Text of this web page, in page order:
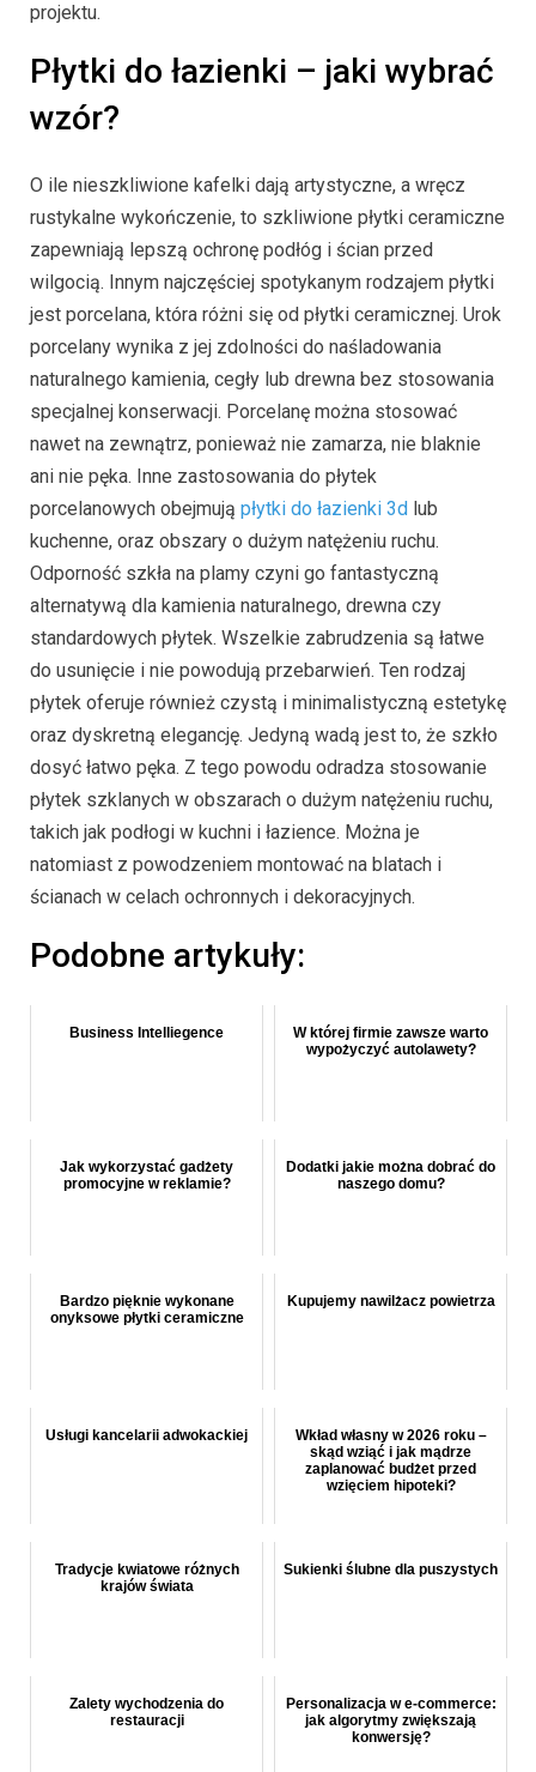
projektu.
Płytki do łazienki – jaki wybrać
wzór?
O ile nieszkliwione kafelki dają artystyczne, a wręcz
rustykalne wykończenie, to szkliwione płytki ceramiczne
zapewniają lepszą ochronę podłóg i ścian przed
wilgocią. Innym najczęściej spotykanym rodzajem płytki
jest porcelana, która różni się od płytki ceramicznej. Urok
porcelany wynika z jej zdolności do naśladowania
naturalnego kamienia, cegły lub drewna bez stosowania
specjalnej konserwacji. Porcelanę można stosować
nawet na zewnątrz, ponieważ nie zamarza, nie blaknie
ani nie pęka. Inne zastosowania do płytek
porcelanowych obejmują płytki do łazienki 3d lub
kuchenne, oraz obszary o dużym natężeniu ruchu.
Odporność szkła na plamy czyni go fantastyczną
alternatywą dla kamienia naturalnego, drewna czy
standardowych płytek. Wszelkie zabrudzenia są łatwe
do usunięcie i nie powodują przebarwień. Ten rodzaj
płytek oferuje również czystą i minimalistyczną estetykę
oraz dyskretną elegancję. Jedyną wadą jest to, że szkło
dosyć łatwo pęka. Z tego powodu odradza stosowanie
płytek szklanych w obszarach o dużym natężeniu ruchu,
takich jak podłogi w kuchni i łazience. Można je
natomiast z powodzeniem montować na blatach i
ścianach w celach ochronnych i dekoracyjnych.
Podobne artykuły:
Business Intelliegence
W której firmie zawsze warto
wypożyczyć autolawety?
Jak wykorzystać gadżety
promocyjne w reklamie?
Dodatki jakie można dobrać do
naszego domu?
Bardzo pięknie wykonane
onyksowe płytki ceramiczne
Kupujemy nawilżacz powietrza
Usługi kancelarii adwokackiej
Wkład własny w 2026 roku –
skąd wziąć i jak mądrze
zaplanować budżet przed
wzięciem hipoteki?
Tradycje kwiatowe różnych
krajów świata
Sukienki ślubne dla puszystych
Zalety wychodzenia do
restauracji
Personalizacja w e-commerce:
jak algorytmy zwiększają
konwersję?